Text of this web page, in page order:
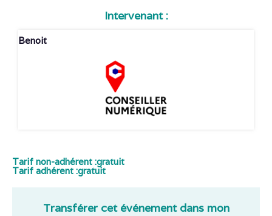
Intervenant :
Benoit
Tarif non-adhérent :gratuit
Tarif adhérent :gratuit
Transférer cet événement dans mon